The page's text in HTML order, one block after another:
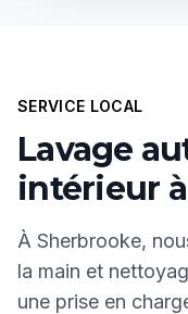
SERVICE LOCAL
Lavage
intérieur
À Sherbrooke,
la main et
une prise en